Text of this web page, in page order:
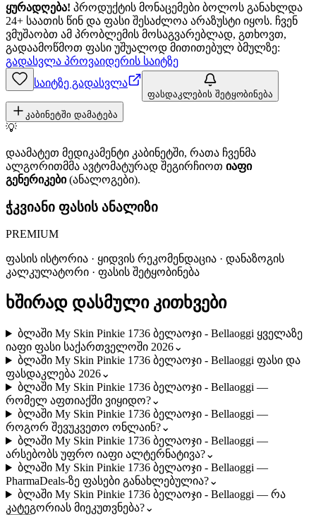
ყურადღება! პროდუქტის მონაცემები ბოლოს განახლდა
24+ საათის წინ და ფასი შესაძლოა არაზუსტი იყოს. ჩვენ
ვმუშაობთ ამ პრობლემის მოსაგვარებლად, გთხოვთ,
გადაამოწმოთ ფასი უშუალოდ მითითებულ ბმულზე:
გადასვლა პროვაიდერის საიტზე
საიტზე გადასვლა
ფასდაკლების შეტყობინება
კაბინეტში დამატება
💡
დაამატეთ მედიკამენტი კაბინეტში, რათა ჩვენმა
ალგორითმმა ავტომატურად შეგირჩიოთ იაფი
გენერიკები(ანალოგები).
ჭკვიანი ფასის ანალიზი
PREMIUM
ფასის ისტორია · ყიდვის რეკომენდაცია · დანაზოგის
კალკულატორი · ფასის შეტყობინება
ხშირად დასმული კითხვები
ბლაში My Skin Pinkie 1736 ბელაოჯი - Bellaoggi ყველაზე
იაფი ფასი საქართველოში 2026⌄
ბლაში My Skin Pinkie 1736 ბელაოჯი - Bellaoggi ფასი და
ფასდაკლება 2026⌄
ბლაში My Skin Pinkie 1736 ბელაოჯი - Bellaoggi —
რომელ აფთიაქში ვიყიდო?⌄
ბლაში My Skin Pinkie 1736 ბელაოჯი - Bellaoggi —
როგორ შევუკვეთო ონლაინ?⌄
ბლაში My Skin Pinkie 1736 ბელაოჯი - Bellaoggi —
არსებობს უფრო იაფი ალტერნატივა?⌄
ბლაში My Skin Pinkie 1736 ბელაოჯი - Bellaoggi —
PharmaDeals-ზე ფასები განახლებულია?⌄
ბლაში My Skin Pinkie 1736 ბელაოჯი - Bellaoggi — რა
კატეგორიას მიეკუთვნება?⌄